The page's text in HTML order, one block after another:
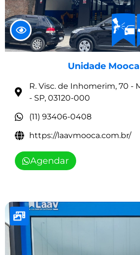
Unidade Mooca
R. Visc. de Inhomerim, 70 -
- SP, 03120-000
(11) 93406-0408
https://laavmooca.com.br/
Agendar